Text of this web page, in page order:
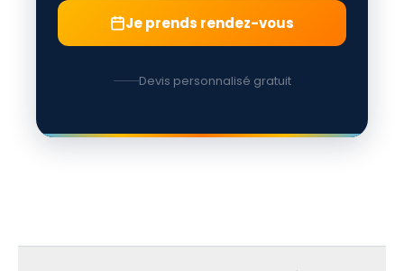
Je prends rendez-vous
Devis personnalisé gratuit